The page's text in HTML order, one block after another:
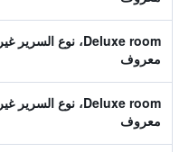
Deluxe room، نوع السرير غير
معروف
Deluxe room، نوع السرير غير
معروف